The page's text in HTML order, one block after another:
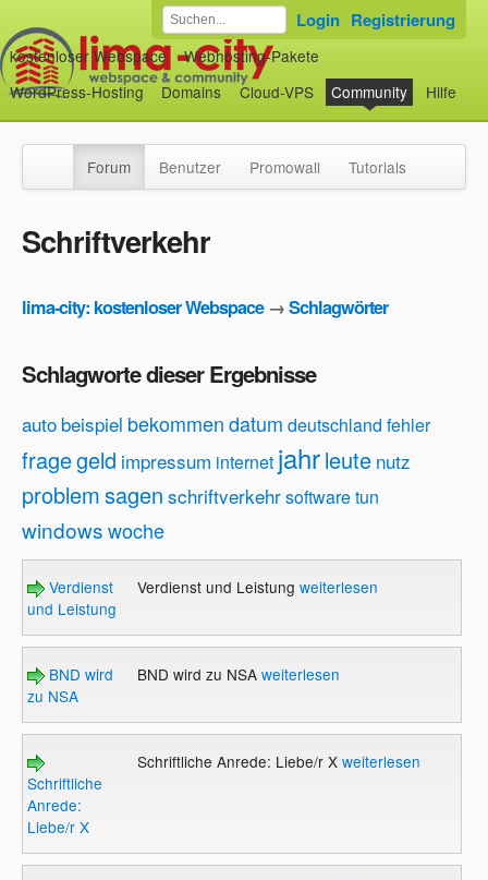
kostenloser Webspace
Webhosting-Pakete
WordPress-Hosting
Domains Cloud-VPS Community Hilfe
Login Registrierung
Forum Benutzer Promowall Tutorials
Schriftverkehr
lima-city: kostenloser Webspace→Schlagwörter
Schlagworte dieser Ergebnisse
auto beispiel bekommendatum deutschland fehler
fragegeld impressum internet jahrleute nutz
problemsagen schriftverkehrsoftwaretun
windowswoche
Verdienst
und Leistung
Verdienst und Leistung weiterlesen
BND wird
zu NSA
BND wird zu NSA weiterlesen
Schriftliche
Anrede:
Liebe/r X
Schriftliche Anrede: Liebe/r X weiterlesen